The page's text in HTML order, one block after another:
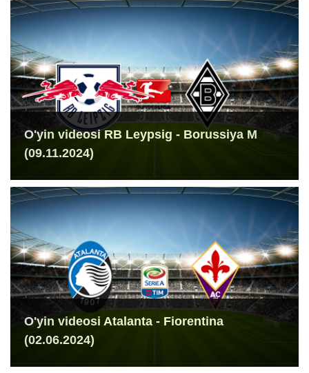
O'yin videosi RB Leypsig - Borussiya M
(09.11.2024)
O'yin videosi Atalanta - Fiorentina
(02.06.2024)